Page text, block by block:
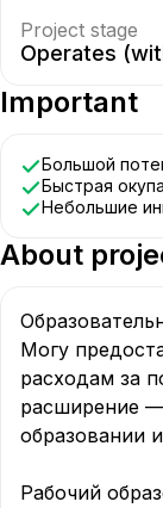
Project stage
Operates
Important
Большой
Быстрая
Небольшие
About
Могу
расходам за
расширение
образовании
Рабочий